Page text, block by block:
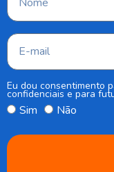
Eu dou consentimento
confidenciais e para
Sim Não